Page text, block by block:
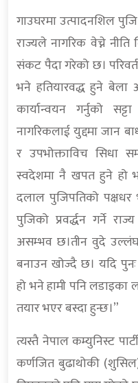
गाउघरमा उत्पादनशिल
राज्यले नागरिक वेच्ने
संकट पैदा गरेको छ।
भने हतियारवद्ध हुने
कार्यान्वयन गर्नुको
नागरिकलाई युद्दमा जान
र उपभोक्ताविच सिधा
स्वदेशमा नै खपत हुने हो
दलाल पुजिपतिको पक्षधर
पुजिको प्रवर्द्धन गर्ने
असम्भव छ।तीन वुदे
बनाउन खोज्दै छ। यदि
हो भने हामी पनि लडाइका
तयार भएर बस्दा हुन्छ।”
त्यस्तै नेपाल कम्युनिस्ट
कर्णजित बुढाथोकी